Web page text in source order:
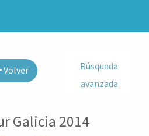
Volver
Búsqueda
avanzada
Galicia 2014